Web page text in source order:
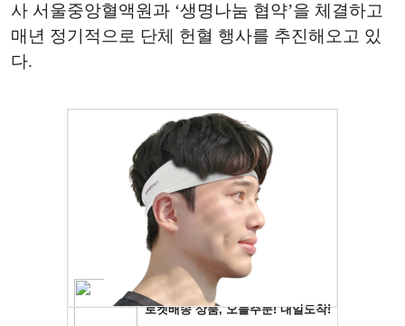
사 서울중앙혈액원과 ‘생명나눔 협약’을 체결하고
매년 정기적으로 단체 헌혈 행사를 추진해오고 있
다.